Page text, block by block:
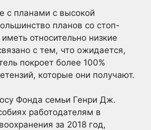
с планами с высокой
планов со стоп-
относительно низкие
с тем, что ожидается,
покроет более 100%
которые они получают.
Фонда семьи Генри Дж.
работодателям в
за 2018 год,